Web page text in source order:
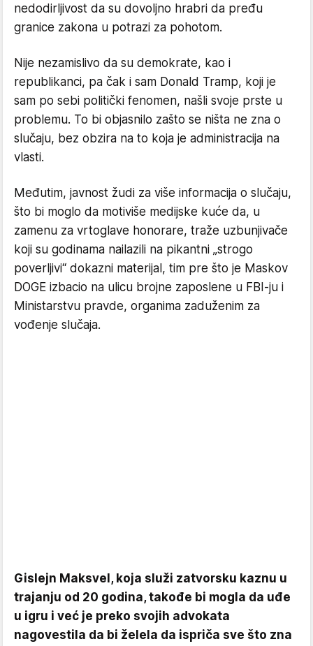
nedodirljivost da su dovoljno hrabri da pređu
granice zakona u potrazi za pohotom.
Nije nezamislivo da su demokrate, kao i
republikanci, pa čak i sam Donald Tramp, koji je
sam po sebi politički fenomen, našli svoje prste u
problemu. To bi objasnilo zašto se ništa ne zna o
slučaju, bez obzira na to koja je administracija na
vlasti.
Međutim, javnost žudi za više informacija o slučaju,
što bi moglo da motiviše medijske kuće da, u
zamenu za vrtoglave honorare, traže uzbunjivače
koji su godinama nailazili na pikantni „strogo
poverljivi“ dokazni materijal, tim pre što je Maskov
DOGE izbacio na ulicu brojne zaposlene u FBI-ju i
Ministarstvu pravde, organima zaduženim za
vođenje slučaja.
Gislejn Maksvel, koja služi zatvorsku kaznu u
trajanju od 20 godina, takođe bi mogla da uđe
u igru i već je preko svojih advokata
nagovestila da bi želela da ispriča sve što zna